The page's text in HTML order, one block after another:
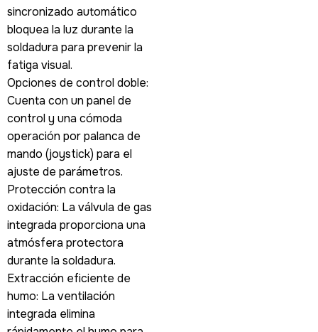
sincronizado automático
bloquea la luz durante la
soldadura para prevenir la
fatiga visual.
Opciones de control doble:
Cuenta con un panel de
control y una cómoda
operación por palanca de
mando (joystick) para el
ajuste de parámetros.
Protección contra la
oxidación: La válvula de gas
integrada proporciona una
atmósfera protectora
durante la soldadura.
Extracción eficiente de
humo: La ventilación
integrada elimina